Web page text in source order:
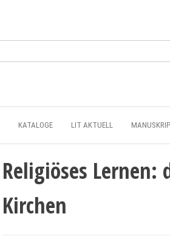
KATALOGE LIT AKTUELL
Religiöses
Kirchen